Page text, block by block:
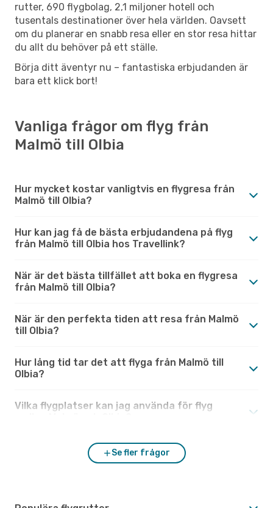
rutter, 690 flygbolag, 2,1 miljoner hotell och
tusentals destinationer över hela världen. Oavsett
om du planerar en snabb resa eller en stor resa hittar
du allt du behöver på ett ställe.
Börja ditt äventyr nu – fantastiska erbjudanden är
bara ett klick bort!
Vanliga frågor om flyg från
Malmö till Olbia
Hur mycket kostar vanligtvis en flygresa från
Malmö till Olbia?
Hur kan jag få de bästa erbjudandena på flyg
från Malmö till Olbia hos Travellink?
När är det bästa tillfället att boka en flygresa
från Malmö till Olbia?
När är den perfekta tiden att resa från Malmö
till Olbia?
Hur lång tid tar det att flyga från Malmö till
Olbia?
Vilka flygplatser kan jag använda för flyg
Se fler frågor